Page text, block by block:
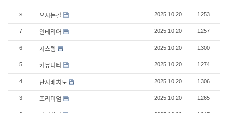
» 오시는길 2025.10.20 1253
7 인테리어 2025.10.20 1257
6 시스템 2025.10.20 1300
5 커뮤니티 2025.10.20 1274
4 단지배치도 2025.10.20 1306
3 프리미엄 2025.10.20 1265